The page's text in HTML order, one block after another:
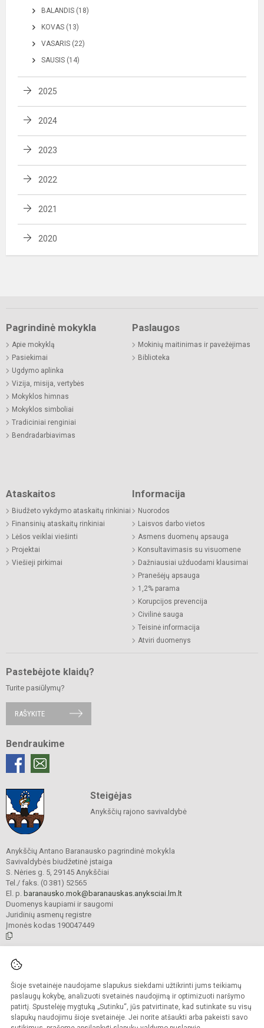
Šioje svetainėje naudojame slapukus siekdami užtikrinti jums teikiamų
paslaugų kokybę, analizuoti svetainės naudojimą ir optimizuoti naršymo
patirtį. Spustelėję mygtuką „Sutinku“, jūs patvirtinate, kad sutinkate su visų
slapukų naudojimu šioje svetainėje. Jei norite atšaukti arba pakeisti savo
BALANDIS (18)
KOVAS (13)
VASARIS (22)
SAUSIS (14)
2025
2024
2023
2022
2021
2020
Pagrindinė mokykla
Apie mokyklą
Pasiekimai
Ugdymo aplinka
Vizija, misija, vertybės
Mokyklos himnas
Mokyklos simboliai
Tradiciniai renginiai
Bendradarbiavimas
Paslaugos
Mokinių maitinimas ir pavežėjimas
Biblioteka
Ataskaitos
Biudžeto vykdymo ataskaitų rinkiniai
Finansinių ataskaitų rinkiniai
Lėšos veiklai viešinti
Projektai
Viešieji pirkimai
Informacija
Nuorodos
Laisvos darbo vietos
Asmens duomenų apsauga
Konsultavimasis su visuomene
Dažniausiai užduodami klausimai
Pranešėjų apsauga
1,2% parama
Korupcijos prevencija
Civilinė sauga
Teisinė informacija
Atviri duomenys
Pastebėjote klaidų?
Turite pasiūlymų?
RAŠYKITE
Bendraukime
Steigėjas
Anykščių rajono savivaldybė
Anykščių Antano Baranausko pagrindinė mokykla
Savivaldybės biudžetinė įstaiga
S. Nėries g. 5, 29145 Anykščiai
Tel./ faks. (0 381) 52565
El. p. baranausko.mok@baranauskas.anyksciai.lm.lt
Duomenys kaupiami ir saugomi
Juridinių asmenų registre
Įmonės kodas 190047449
Kopijuoti turinį be raštiško mokyklos administracijos sutikimo griežtai
draudžiama.
Prieinamumo paraiška Slapukų valdymas